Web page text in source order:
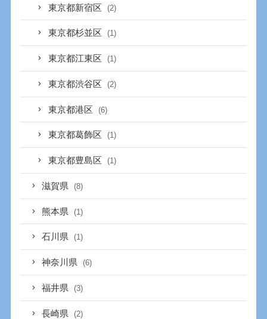
東京都新宿区 (2)
東京都杉並区 (1)
東京都江東区 (1)
東京都渋谷区 (2)
東京都港区 (6)
東京都葛飾区 (1)
東京都豊島区 (1)
滋賀県 (8)
熊本県 (1)
石川県 (1)
神奈川県 (6)
福井県 (3)
長崎県 (2)